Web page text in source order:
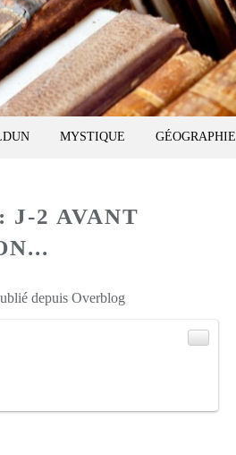
MYSTIQUE GÉOGRAPHIE
J-2 AVANT
depuis Overblog